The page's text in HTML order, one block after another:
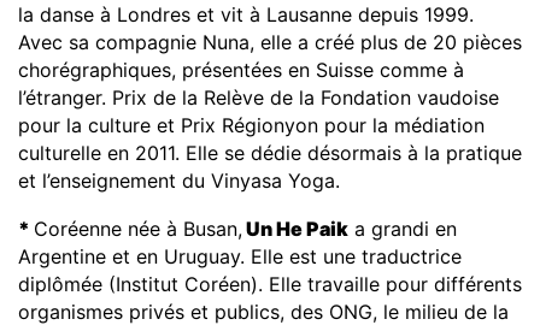
la danse à Londres et vit à Lausanne depuis 1999.
Avec sa compagnie Nuna, elle a créé plus de 20 pièces
chorégraphiques, présentées en Suisse comme à
l’étranger. Prix de la Relève de la Fondation vaudoise
pour la culture et Prix Régionyon pour la médiation
culturelle en 2011. Elle se dédie désormais à la pratique
et l’enseignement du Vinyasa Yoga.
* Coréenne née à Busan,Un He Paik a grandi en
Argentine et en Uruguay. Elle est une traductrice
diplômée (Institut Coréen). Elle travaille pour différents
organismes privés et publics, des ONG, le milieu de la